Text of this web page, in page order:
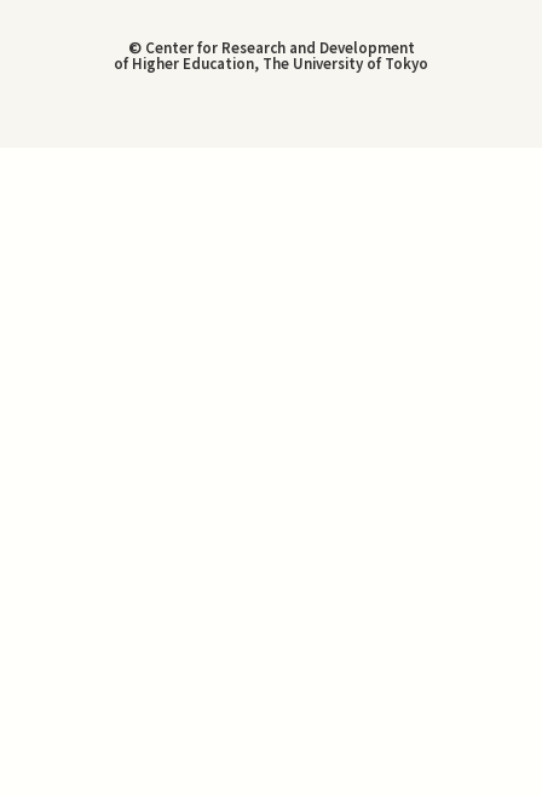
© Center for Research and Development
of Higher Education, The University of Tokyo